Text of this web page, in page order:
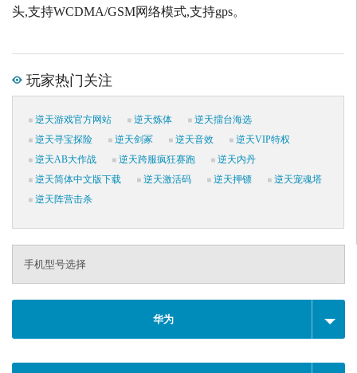
头,支持WCDMA/GSM网络模式,支持gps。
玩家热门关注
逆天游戏官方网站 逆天炼体
逆天擂台海选
逆天寻宝探险
逆天剑冢 逆天音效
逆天VIP特权
逆天AB大作战
逆天跨服疯狂赛跑
逆天内丹
逆天简体中文版下载
逆天激活码 逆天押镖
逆天宠魂塔
逆天阵营击杀
手机型号选择
华为